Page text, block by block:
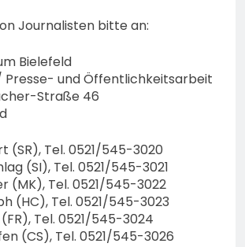
Journalisten bitte an:
Bielefeld
Presse- und Öffentlichkeitsarbeit
Straße 46
(SR), Tel. 0521/545-3020
(SI), Tel. 0521/545-3021
(MK), Tel. 0521/545-3022
(HC), Tel. 0521/545-3023
Tel. 0521/545-3024
(CS), Tel. 0521/545-3026